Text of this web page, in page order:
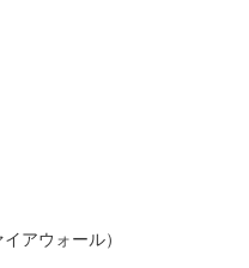
アウォール）